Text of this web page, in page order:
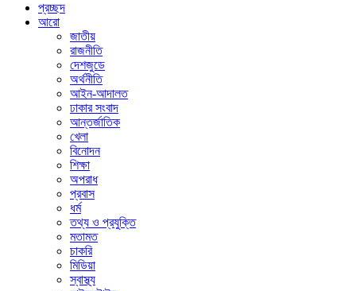
প্রচ্ছদ
আরো
জাতীয়
রাজনীতি
দেশজুডে
অর্থনীতি
আইন-আদালত
ঢাকার সংবাদ
আন্তর্জাতিক
খেলা
বিনোদন
শিক্ষা
অপরাধ
প্রবাস
ধর্ম
তথ্য ও প্রযুক্তি
মতামত
চাকরি
মিডিয়া
স্বাস্থ্য